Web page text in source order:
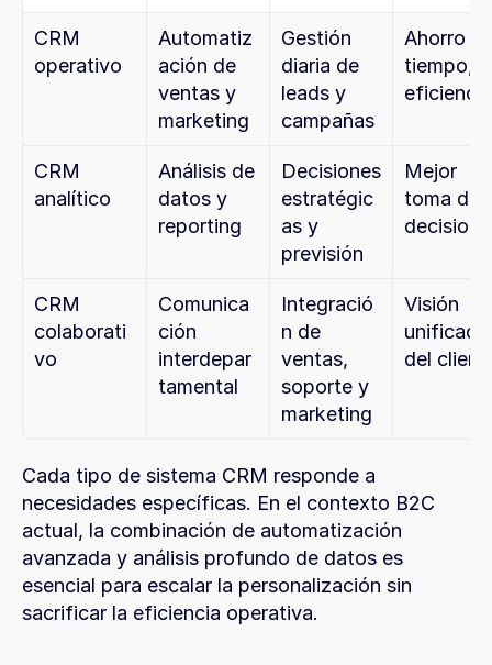
CRM
operativo
Automatiz
ación de
ventas y
marketing
Gestión
diaria de
leads y
campañas
Ahorro
tiempo,
eficiencia
CRM
analítico
Análisis de
datos y
reporting
Decisiones
estratégic
as y
previsión
Mejor
toma de
CRM
colaborati
vo
Comunica
ción
interdepar
tamental
Integració
n de
ventas,
soporte y
marketing
Visión
unificada
del
Cada tipo de sistema CRM responde a
necesidades específicas. En el contexto B2C
actual, la combinación de automatización
avanzada y análisis profundo de datos es
esencial para escalar la personalización sin
sacrificar la eficiencia operativa.